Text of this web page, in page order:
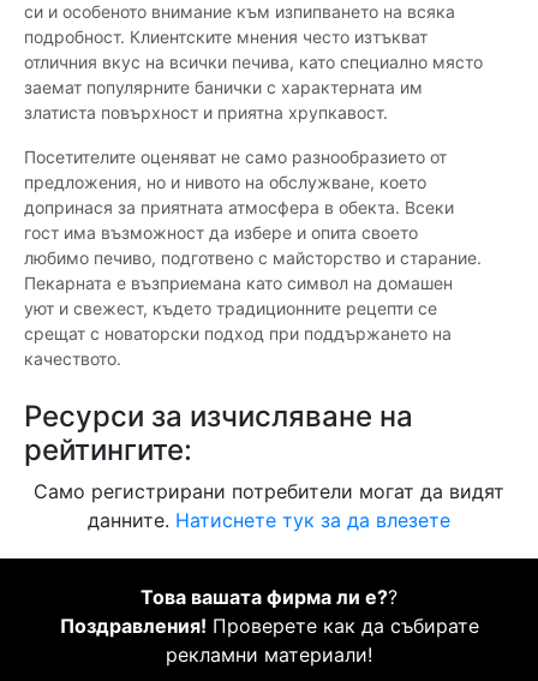
си и особеното внимание към изпипването на всяка
подробност. Клиентските мнения често изтъкват
отличния вкус на всички печива, като специално място
заемат популярните банички с характерната им
златиста повърхност и приятна хрупкавост.
Посетителите оценяват не само разнообразието от
предложения, но и нивото на обслужване, което
допринася за приятната атмосфера в обекта. Всеки
гост има възможност да избере и опита своето
любимо печиво, подготвено с майсторство и старание.
Пекарната е възприемана като символ на домашен
уют и свежест, където традиционните рецепти се
срещат с новаторски подход при поддържането на
качеството.
Ресурси за изчисляване на
рейтингите:
Само регистрирани потребители могат да видят
данните. Натиснете тук за да влезете
Това вашата фирма ли е??
Поздравления! Проверете как да събирате
рекламни материали!